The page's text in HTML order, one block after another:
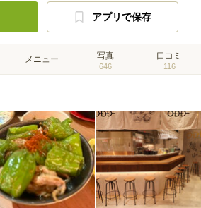
アプリで保存
メニュー 写真
646
口コミ
116